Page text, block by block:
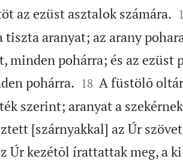
az ezüst asztalok számára.
tiszta aranyat; az arany
minden pohárra; és az ezüst
pohárra.
18 A füstölõ
szerint; aranyat a
[szárnyakkal] az Úr
Úr kezétõl írattattak meg, a